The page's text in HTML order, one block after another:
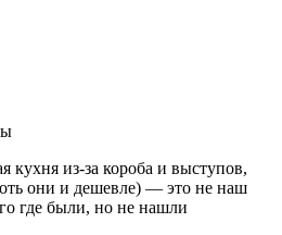
кухня из-за короба и выступов,
они и дешевле) — это не наш
где были, но не нашли